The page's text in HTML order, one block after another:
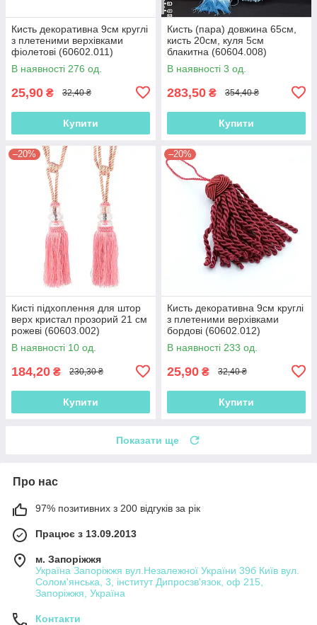
Кисть декоративна 9см круглі
з плетеними верхівками
фіолетові (60602.011)
В наявності 276 од.
25,90 ₴ 32,40 ₴
Купити
Кисть (пара) довжина 65см,
кисть 20см, куля 5см
блакитна (60604.008)
В наявності 3 од.
283,50 ₴ 354,40 ₴
Купити
–20%
Кисті підхоплення для штор
верх кристал прозорий 21 см
рожеві (60603.002)
В наявності 10 од.
184,20 ₴ 230,30 ₴
Купити
–20%
Кисть декоративна 9см круглі
з плетеними верхівками
бордові (60602.012)
В наявності 233 од.
25,90 ₴ 32,40 ₴
Купити
Показати ще
Про нас
97% позитивних з 200 відгуків за рік
Працює з 13.09.2013
м. Запоріжжя
Україна Запоріжжя вул.Незалежної України 39б Київ вул.
Солом'янська, 3, інститут Дипросзв'язок, оф 215,
Запоріжжя, Україна
Контакти